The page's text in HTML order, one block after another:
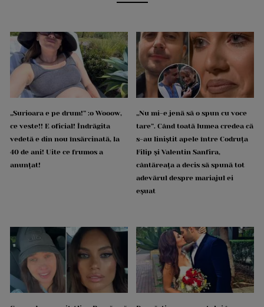
„Surioara e pe drum!” :o Wooow,
ce veste!! E oficial! Îndrăgita
vedetă e din nou însărcinată, la
40 de ani! Uite ce frumos a
anunțat!
„Nu mi-e jenă să o spun cu voce
tare”. Când toată lumea credea că
s-au liniștit apele între Codruța
Filip și Valentin Sanfira,
cântăreața a decis să spună tot
adevărul despre mariajul ei
eșuat